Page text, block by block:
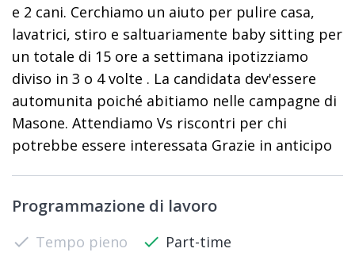
e 2 cani. Cerchiamo un aiuto per pulire casa,
lavatrici, stiro e saltuariamente baby sitting per
un totale di 15 ore a settimana ipotizziamo
diviso in 3 o 4 volte . La candidata dev'essere
automunita poiché abitiamo nelle campagne di
Masone. Attendiamo Vs riscontri per chi
potrebbe essere interessata Grazie in anticipo
Programmazione di lavoro
check Tempo pieno check Part-time